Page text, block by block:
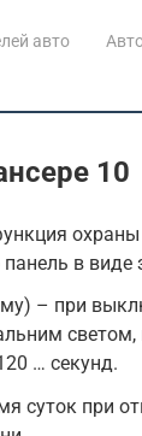
авто
10
в виде
– при
… секунд.
суток при